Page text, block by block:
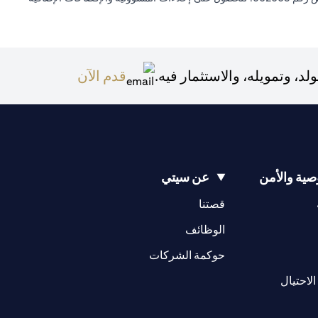
وتمويله، والاستثمار فيه. قدم الآن
والأمن عن سيتي
قصتنا
(opens in a new tab)
الوظائف
(opens in a new tab)
حوكمة الشركات
(opens in a new tab)